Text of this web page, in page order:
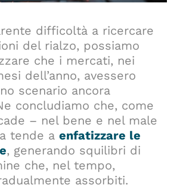
difficoltà a ricercare
del rialzo, possiamo
che i mercati, nei
dell’anno, avessero
scenario ancora
concludiamo che, come
– nel bene e nel male
tende aenfatizzare le
, generando squilibri di
che, nel tempo,
assorbiti.